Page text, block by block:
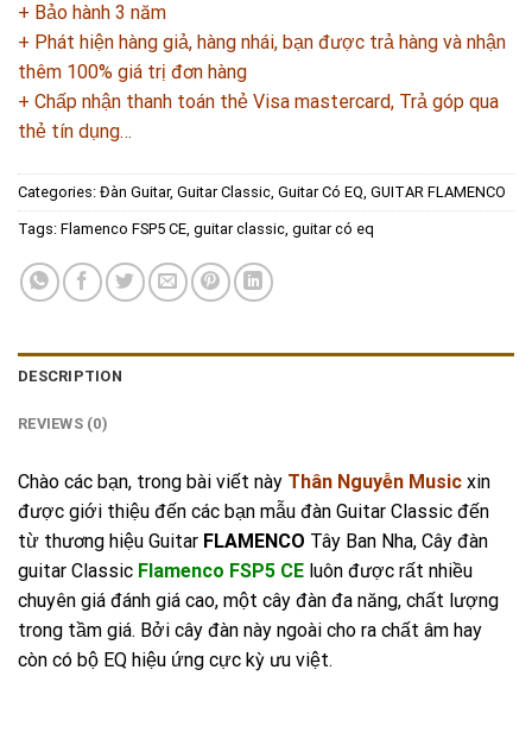
+ Bảo hành 3 năm
+ Phát hiện hàng giả, hàng nhái, bạn được trả hàng và nhận
thêm 100% giá trị đơn hàng
+ Chấp nhận thanh toán thẻ Visa mastercard, Trả góp qua
thẻ tín dụng…
Categories: Đàn Guitar, Guitar Classic, Guitar Có EQ, GUITAR FLAMENCO
Tags: Flamenco FSP5 CE, guitar classic, guitar có eq
DESCRIPTION
REVIEWS (0)
Chào các bạn, trong bài viết này Thân Nguyễn Music xin
được giới thiệu đến các bạn mẫu đàn Guitar Classic đến
từ thương hiệu Guitar FLAMENCO Tây Ban Nha, Cây đàn
guitar Classic Flamenco FSP5 CE luôn được rất nhiều
chuyên giá đánh giá cao, một cây đàn đa năng, chất lượng
trong tầm giá. Bởi cây đàn này ngoài cho ra chất âm hay
còn có bộ EQ hiệu ứng cực kỳ ưu việt.